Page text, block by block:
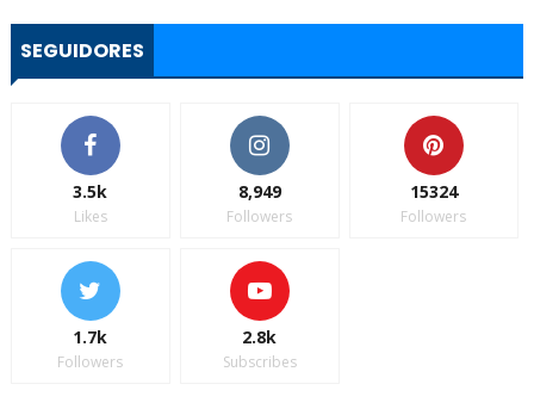
SEGUIDORES
3.5k
Likes
8,949
Followers
15324
Followers
1.7k
Followers
2.8k
Subscribes